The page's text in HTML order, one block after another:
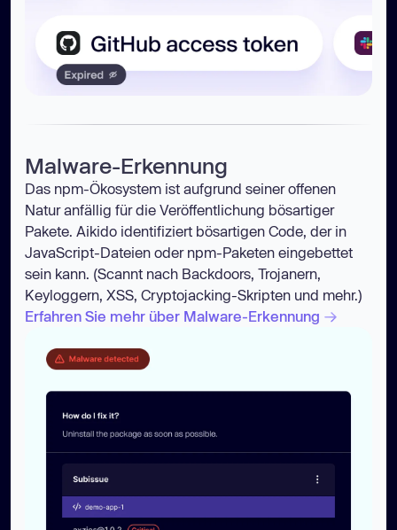
Malware-Erkennung
Das npm-Ökosystem ist aufgrund seiner offenen
Natur anfällig für die Veröffentlichung bösartiger
Pakete. Aikido identifiziert bösartigen Code, der in
JavaScript-Dateien oder npm-Paketen eingebettet
sein kann. (Scannt nach Backdoors, Trojanern,
Keyloggern, XSS, Cryptojacking-Skripten und mehr.)
Erfahren Sie mehr über Malware-Erkennung